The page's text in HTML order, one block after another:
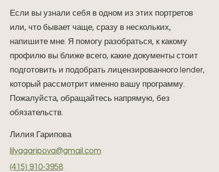
Если вы узнали себя в одном из этих портретов
или, что бывает чаще, сразу в нескольких,
напишите мне. Я помогу разобраться, к какому
профилю вы ближе всего, какие документы стоит
подготовить и подобрать лицензированного lender,
который рассмотрит именно вашу программу.
Пожалуйста, обращайтесь напрямую, без
обязательств.
Лилия Гарипова
lilyagaripova@gmail.com
(415) 910-3958